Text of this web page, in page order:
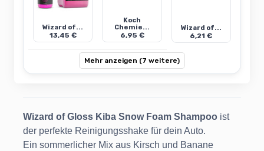
Wizard of...
13,45 €
Koch
Chemie...
6,95 €
Wizard of...
6,21 €
Mehr anzeigen (7 weitere)
Wizard of Gloss Kiba Snow Foam Shampoo ist
der perfekte Reinigungsshake für dein Auto.
Ein sommerlicher Mix aus Kirsch und Banane